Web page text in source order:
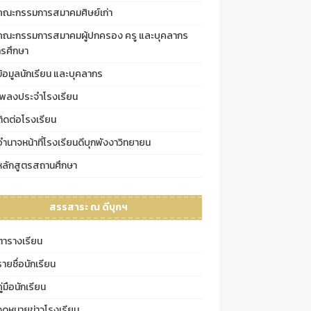
ณะกรรมการสมาคมศิษย์เก่า
ณะกรรมการสมาคมผู้ปกครอง ครู และบุคลากร
ศึกษา
อมูลนักเรียน และบุคลากร
ลงประจำโรงเรียน
ดต่อโรงเรียน
ำนาจหน้าที่โรงเรียนดีบุกพังงาวิทยายน
ลักสูตรสถานศึกษา
สรรสาระ ณ ดีบุกฯ
รางเรียน
ายชื่อนักเรียน
มือนักเรียน